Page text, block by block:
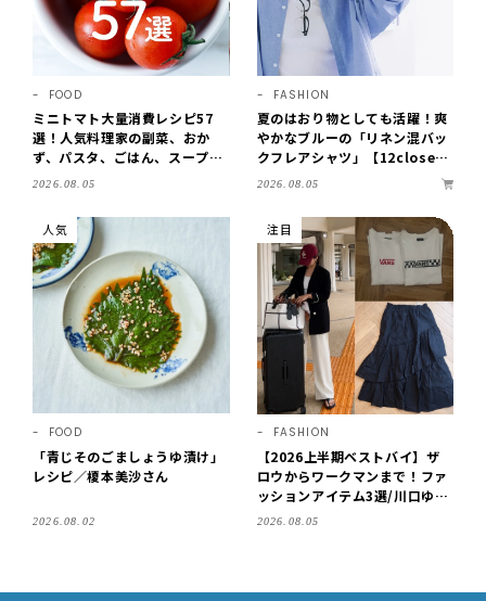
FOOD
ミニトマト大量消費レシピ57
選！人気料理家の副菜、おか
ず、パスタ、ごはん、スープま
で【保存版】
2026.08.05
FASHION
夏のはおり物としても活躍！爽
やかなブルーの「リネン混バッ
クフレアシャツ」【12close
t】
2026.08.05
人気
FOOD
「青じそのごましょうゆ漬け」
レシピ／榎本美沙さん
2026.08.02
注目
FASHION
【2026上半期ベストバイ】ザ
ロウからワークマンまで！ファ
ッションアイテム3選/川口ゆか
り
2026.08.05